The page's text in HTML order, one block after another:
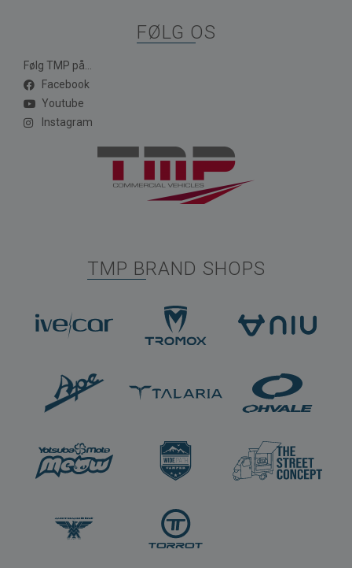
FØLG OS
Følg TMP på...
Facebook
Youtube
Instagram
TMP BRAND SHOPS